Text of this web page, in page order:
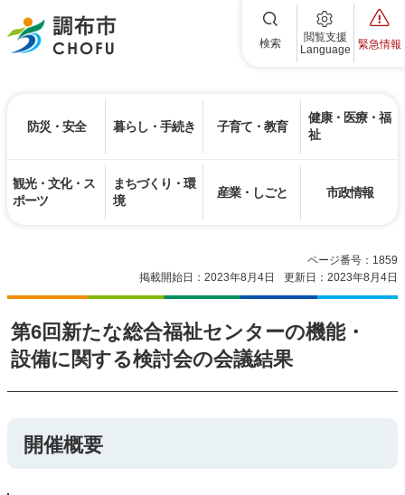
調布市 検索
閲覧支援
Language
緊急情報
防災・安全 暮らし・手続き 子育て・教育
健康・医療・福
祉
観光・文化・ス
ポーツ
まちづくり・環
境
産業・しごと 市政情報
ページ番号：1859
掲載開始日：2023年8月4日
更新日：2023年8月4日
第6回新たな総合福祉センターの機能・
設備に関する検討会の会議結果
開催概要